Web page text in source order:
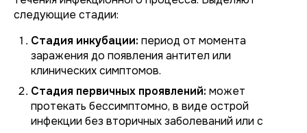
следующие стадии:
Стадия инкубации: период от момента
заражения до появления антител или
клинических симптомов.
Стадия первичных проявлений: может
протекать бессимптомно, в виде острой
инфекции без вторичных заболеваний или с